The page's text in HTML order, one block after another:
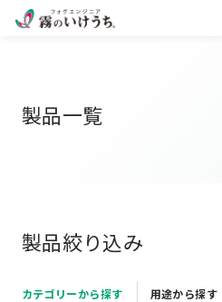
製品一覧
製品絞り込み
カテゴリーから探す 用途から探す